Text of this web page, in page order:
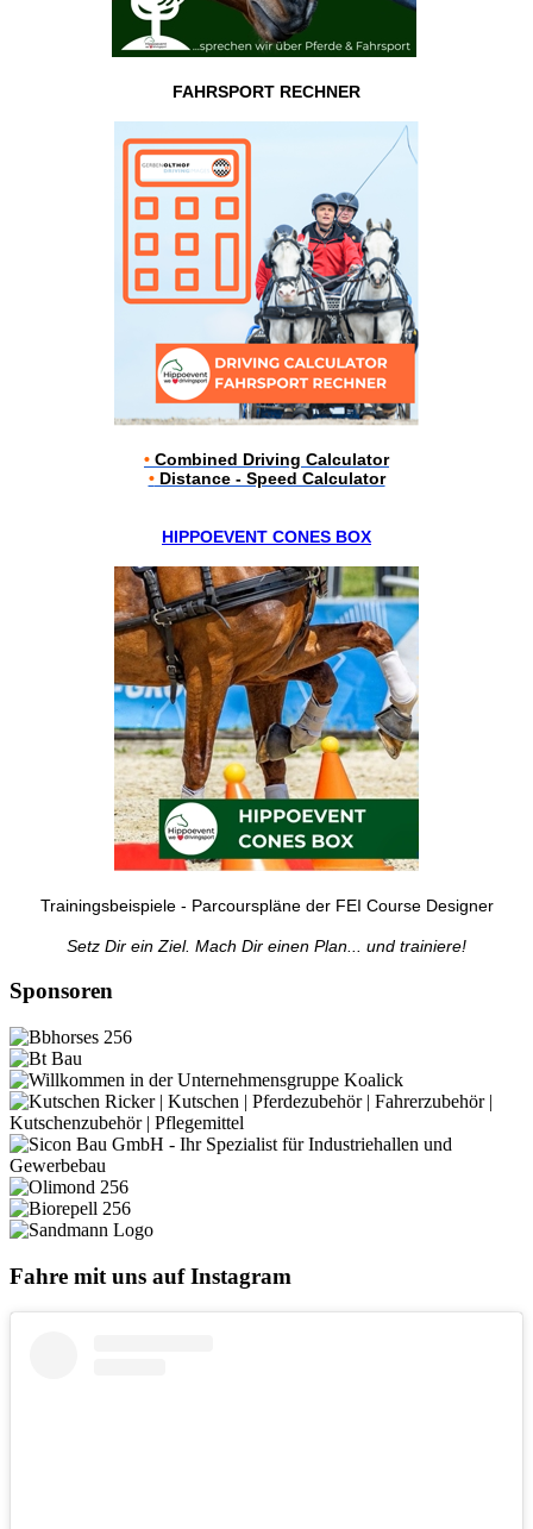
FAHRSPORT RECHNER
• Combined Driving Calculator
•Distance - Speed Calculator
HIPPOEVENT CONES BOX
Trainingsbeispiele - Parcourspläne der FEI Course Designer
Setz Dir ein Ziel. Mach Dir einen Plan... und trainiere!
Sponsoren
Fahre mit uns auf Instagram